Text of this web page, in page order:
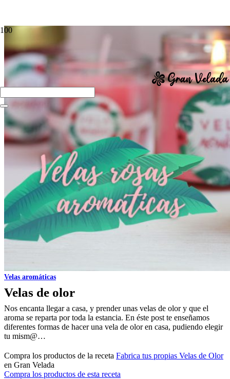
Velas aromáticas
Velas de olor
Nos encanta llegar a casa, y prender unas velas de olor y que el
aroma se reparta por toda la estancia. En éste post te enseñamos
diferentes formas de hacer una vela de olor en casa, pudiendo elegir
tu mism@…
Compra los productos de la receta Fabrica tus propias Velas de Olor
en Gran Velada
Compra los productos de esta receta